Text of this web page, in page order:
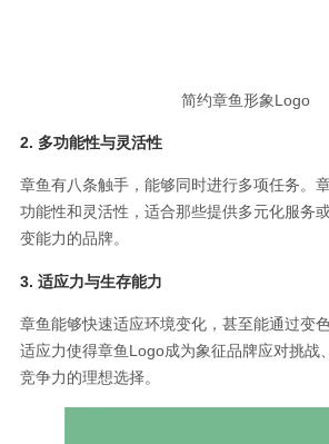
简约章鱼形象Logo
2. 多功能性与灵活性
章鱼有八条触手，能够同时进行多项任务。
功能性和灵活性，适合那些提供多元化服务
变能力的品牌。
3. 适应力与生存能力
章鱼能够快速适应环境变化，甚至能通过变
适应力使得章鱼Logo成为象征品牌应对挑战
竞争力的理想选择。